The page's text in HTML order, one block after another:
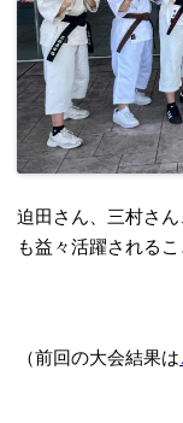
迫田さん、三村さ
も益々活躍されるこ
（前回の大会結果は